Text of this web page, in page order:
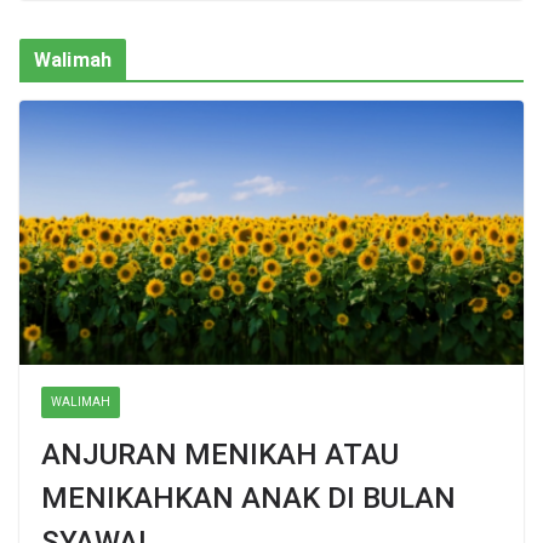
Walimah
WALIMAH
ANJURAN MENIKAH ATAU
MENIKAHKAN ANAK DI BULAN